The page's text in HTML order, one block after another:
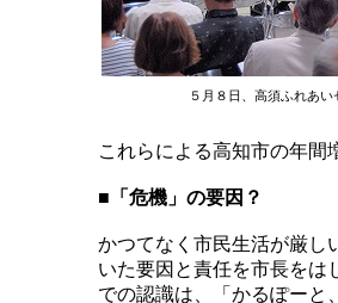
５月８日、高須ふれあ
これらによる高知市の年
■ 「危機」の要因？
かつてなく市民生活が厳し
いた要因と責任を市長をは
での認識は、「かるぽーと